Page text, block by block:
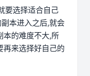
要选择适合自己
本进入之后,就会
本的难度不大,所
再来选择好自己的